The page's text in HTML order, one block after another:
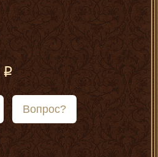
Вопрос?